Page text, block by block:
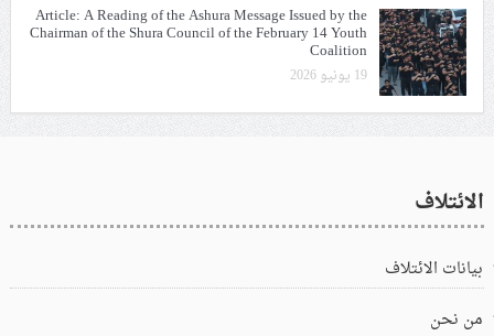
Article: A Reading of the Ashura Message Issued by the
Chairman of the Shura Council of the February 14 Youth
Coalition
19 يونيو 2026
الائتلاف
بيانات الائتلاف
من نحن